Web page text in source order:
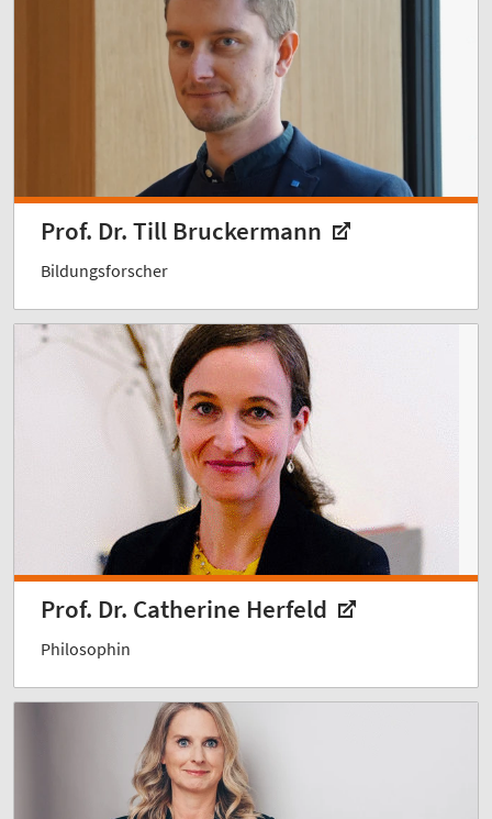
Prof. Dr. Till Bruckermann
Bildungsforscher
Prof. Dr. Catherine Herfeld
Philosophin